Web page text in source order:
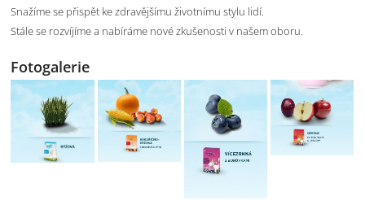
Snažíme se přispět ke zdravějšímu životnímu stylu lidí.
Stále se rozvíjíme a nabíráme nové zkušenosti v našem oboru.
Fotogalerie